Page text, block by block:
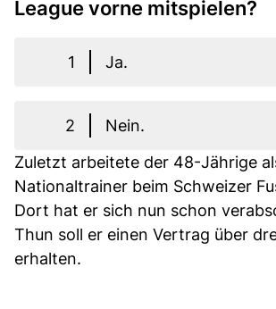
League vorne mitspielen?
1 Ja.
2
Nein.
Zuletzt arbeitete der 48-Jährige
Nationaltrainer beim Schweizer
Dort hat er sich nun schon
Thun soll er einen Vertrag über
erhalten.